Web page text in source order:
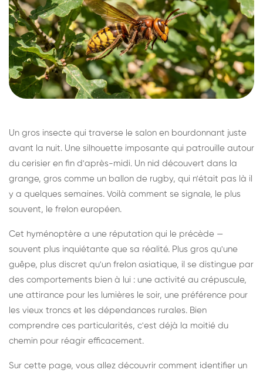
Un gros insecte qui traverse le salon en bourdonnant juste
avant la nuit. Une silhouette imposante qui patrouille autour
du cerisier en fin d'après-midi. Un nid découvert dans la
grange, gros comme un ballon de rugby, qui n'était pas là il
y a quelques semaines. Voilà comment se signale, le plus
souvent, le frelon européen.
Cet hyménoptère a une réputation qui le précède —
souvent plus inquiétante que sa réalité. Plus gros qu'une
guêpe, plus discret qu'un frelon asiatique, il se distingue par
des comportements bien à lui : une activité au crépuscule,
une attirance pour les lumières le soir, une préférence pour
les vieux troncs et les dépendances rurales. Bien
comprendre ces particularités, c'est déjà la moitié du
chemin pour réagir efficacement.
Sur cette page, vous allez découvrir comment identifier un